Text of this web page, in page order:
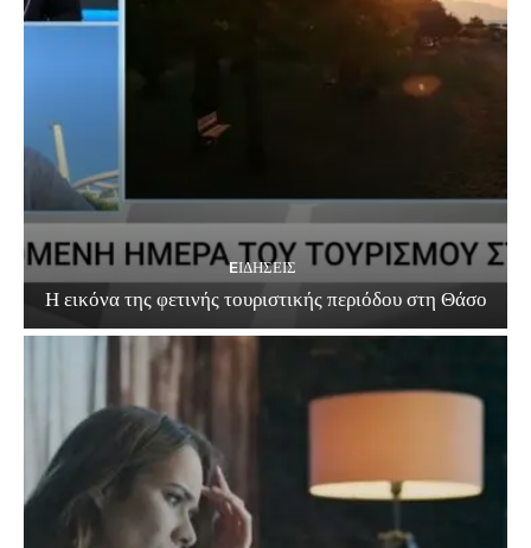
EΙΔΗΣΕΙΣ
Η εικόνα της φετινής τουριστικής περιόδου στη Θάσο